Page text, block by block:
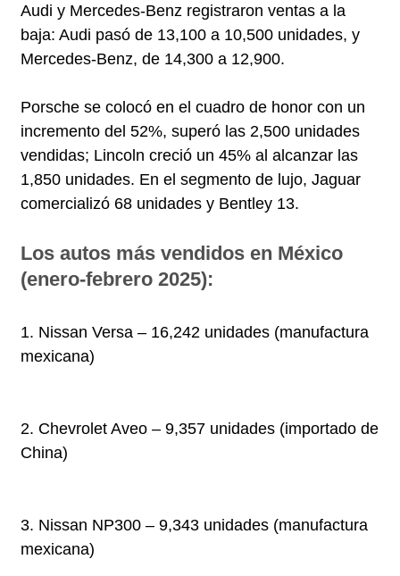
Audi y Mercedes-Benz registraron ventas a la
baja: Audi pasó de 13,100 a 10,500 unidades, y
Mercedes-Benz, de 14,300 a 12,900.
Porsche se colocó en el cuadro de honor con un
incremento del 52%, superó las 2,500 unidades
vendidas; Lincoln creció un 45% al alcanzar las
1,850 unidades. En el segmento de lujo, Jaguar
comercializó 68 unidades y Bentley 13.
Los autos más vendidos en México
(enero-febrero 2025):
1. Nissan Versa – 16,242 unidades (manufactura
mexicana)
2. Chevrolet Aveo – 9,357 unidades (importado de
China)
3. Nissan NP300 – 9,343 unidades (manufactura
mexicana)